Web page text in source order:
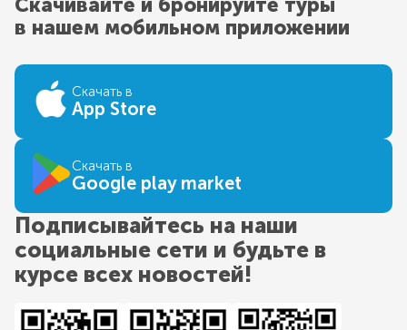
в нашем мобильном приложении
Скачать в
App Store
Скачать в
Google play market
Подписывайтесь на наши
социальные сети и будьте в
курсе всех новостей!